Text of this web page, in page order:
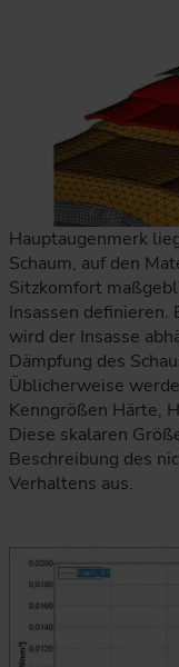
Hauptaugenmerk
Schaum, auf den
Sitzkomfort
Insassen
wird der Insasse
Dämpfung des
Üblicherweise
Kenngrößen Härte,
Diese skalaren
Beschreibung des
Verhaltens aus.